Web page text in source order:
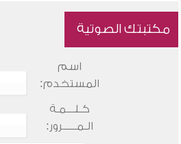
مكتبتك الصوتية
اسم
المستخدم:
كـلـــمـة
الـمـــــرور: